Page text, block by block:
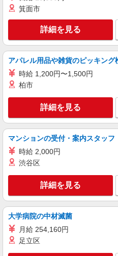
箕面市
詳細を見る
アパレル用品や雑貨のピッキング
時給 1,200円〜1,500円
柏市
詳細を見る
マンションの受付・案内スタッフ
時給 2,000円
渋谷区
詳細を見る
大学病院の中材滅菌
月給 254,160円
足立区